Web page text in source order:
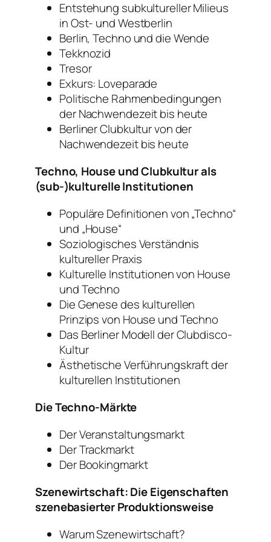
Entstehung subkultureller Milieus
in Ost- und Westberlin
Berlin, Techno und die Wende
Tekknozid
Tresor
Exkurs: Loveparade
Politische Rahmenbedingungen
der Nachwendezeit bis heute
Berliner Clubkultur von der
Nachwendezeit bis heute
Techno, House und Clubkultur als
(sub-)kulturelle Institutionen
Populäre Definitionen von „Techno“
und „House“
Soziologisches Verständnis
kultureller Praxis
Kulturelle Institutionen von House
und Techno
Die Genese des kulturellen
Prinzips von House und Techno
Das Berliner Modell der Clubdisco-
Kultur
Ästhetische Verführungskraft der
kulturellen Institutionen
Die Techno-Märkte
Der Veranstaltungsmarkt
Der Trackmarkt
Der Bookingmarkt
Szenewirtschaft: Die Eigenschaften
szenebasierter Produktionsweise
Warum Szenewirtschaft?